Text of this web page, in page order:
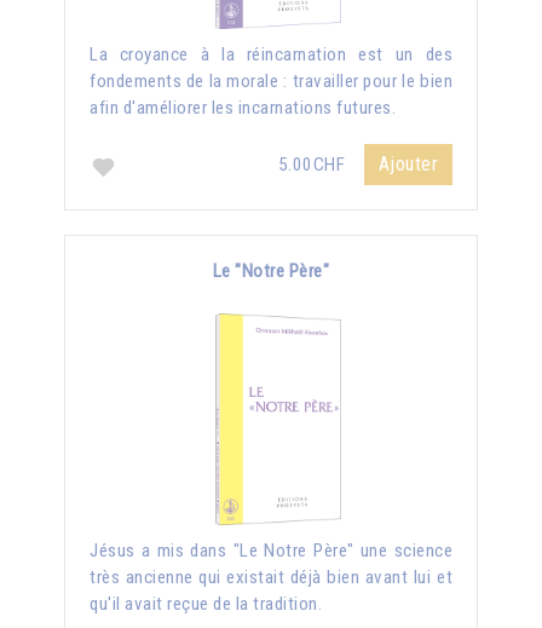
La croyance à la réincarnation est un des
fondements de la morale : travailler pour le bien
afin d'améliorer les incarnations futures.
5.00CHF Ajouter
Le "Notre Père"
Jésus a mis dans "Le Notre Père" une science
très ancienne qui existait déjà bien avant lui et
qu'il avait reçue de la tradition.